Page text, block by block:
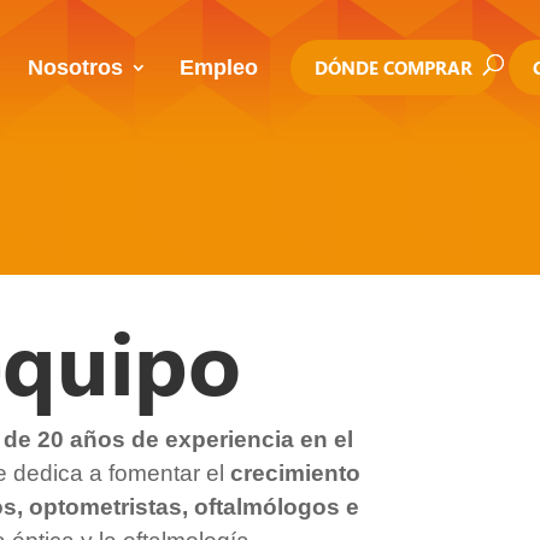
Nosotros Empleo DÓNDE COMPRAR
20 años de experiencia en el
dedica a fomentar el crecimiento
optometristas, oftalmólogos e